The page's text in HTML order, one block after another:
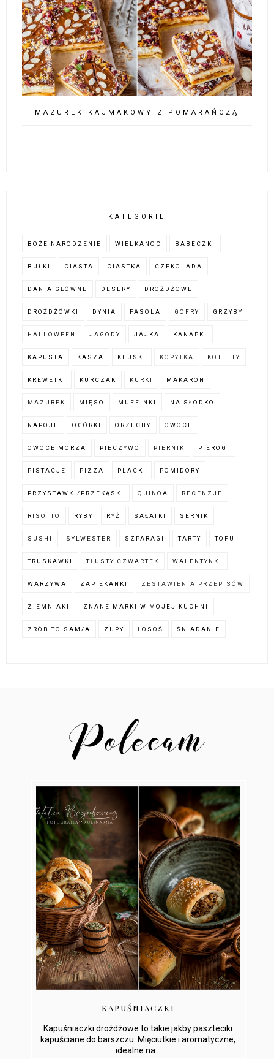
MAZUREK KAJMAKOWY Z POMARAŃCZĄ
KATEGORIE
BOŻE NARODZENIE WIELKANOC BABECZKI
BUŁKI CIASTA CIASTKA CZEKOLADA
DANIA GŁÓWNE DESERY DROŻDŻOWE
DROŻDŻÓWKI DYNIA FASOLA GOFRY GRZYBY
HALLOWEEN JAGODY JAJKA KANAPKI
KAPUSTA KASZA KLUSKI KOPYTKA KOTLETY
KREWETKI KURCZAK KURKI MAKARON
MAZUREK MIĘSO MUFFINKI NA SŁODKO
NAPOJE OGÓRKI ORZECHY OWOCE
OWOCE MORZA PIECZYWO PIERNIK PIEROGI
PISTACJE PIZZA PLACKI POMIDORY
PRZYSTAWKI/PRZEKĄSKI QUINOA RECENZJE
RISOTTO RYBY RYŻ SAŁATKI SERNIK
SUSHI SYLWESTER SZPARAGI TARTY TOFU
TRUSKAWKI TŁUSTY CZWARTEK WALENTYNKI
WARZYWA ZAPIEKANKI ZESTAWIENIA PRZEPISÓW
ZIEMNIAKI ZNANE MARKI W MOJEJ KUCHNI
ZRÓB TO SAM/A ZUPY ŁOSOŚ ŚNIADANIE
KAPUŚNIACZKI
Kapuśniaczki drożdżowe to takie jakby paszteciki
kapuściane do barszczu. Mięciutkie i aromatyczne,
idealne na...